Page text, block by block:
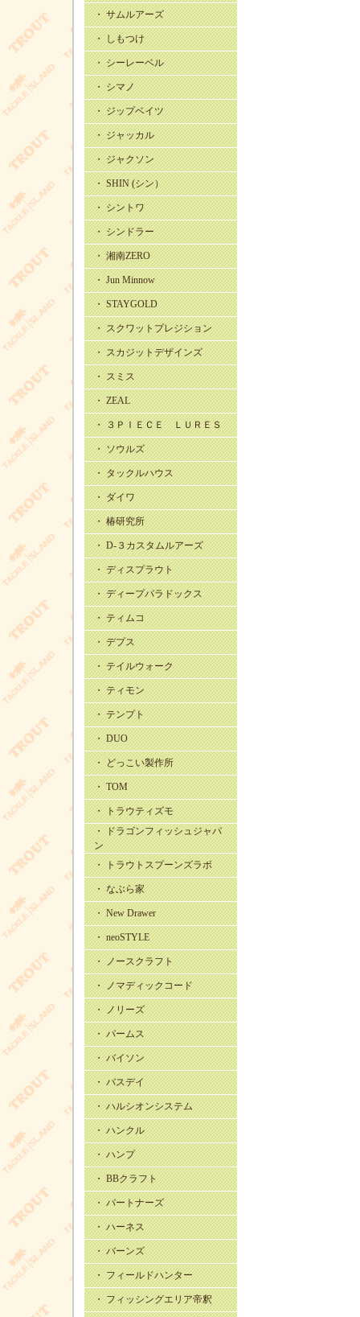
・ サムルアーズ
・ しもつけ
・ シーレーベル
・ シマノ
・ ジップベイツ
・ ジャッカル
・ ジャクソン
・ SHIN (シン）
・ シントワ
・ シンドラー
・ 湘南ZERO
・ Jun Minnow
・ STAYGOLD
・ スクワットプレジション
・ スカジットデザインズ
・ スミス
・ ZEAL
・ ３ＰＩＥＣＥ ＬＵＲＥＳ
・ ソウルズ
・ タックルハウス
・ ダイワ
・ 椿研究所
・ D-３カスタムルアーズ
・ ディスプラウト
・ ディープパラドックス
・ ティムコ
・ デプス
・ テイルウォーク
・ ティモン
・ テンプト
・ DUO
・ どっこい製作所
・ TOM
・ トラウティズモ
・ ドラゴンフィッシュジャパ
ン
・ トラウトスプーンズラボ
・ なぶら家
・ New Drawer
・ neoSTYLE
・ ノースクラフト
・ ノマディックコード
・ ノリーズ
・ パームス
・ バイソン
・ バスデイ
・ ハルシオンシステム
・ ハンクル
・ ハンプ
・ BBクラフト
・ パートナーズ
・ ハーネス
・ バーンズ
・ フィールドハンター
・ フィッシングエリア帝釈